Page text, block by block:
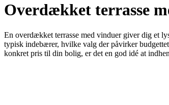
Overdækket terrasse
En overdækket terrasse med vinduer giver dig et
typisk indebærer, hvilke valg der påvirker
konkret pris til din bolig, er det en god idé at